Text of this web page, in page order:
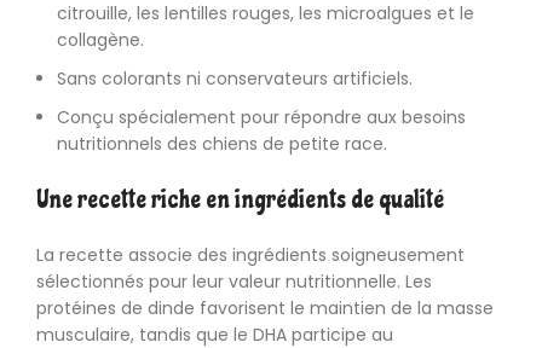
citrouille, les lentilles rouges, les microalgues et le
collagène.
Sans colorants ni conservateurs artificiels.
Conçu spécialement pour répondre aux besoins
nutritionnels des chiens de petite race.
Une recette riche en ingrédients de qualité
La recette associe des ingrédients soigneusement
sélectionnés pour leur valeur nutritionnelle. Les
protéines de dinde favorisent le maintien de la masse
musculaire, tandis que le DHA participe au